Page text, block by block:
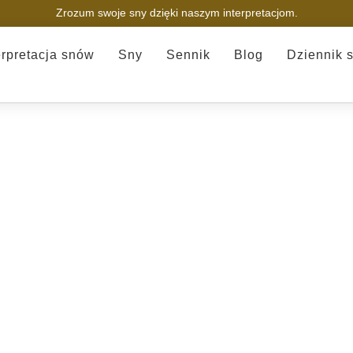
Zrozum swoje sny dzięki naszym interpretacjom.
snów Sny Sennik Blog Dziennik